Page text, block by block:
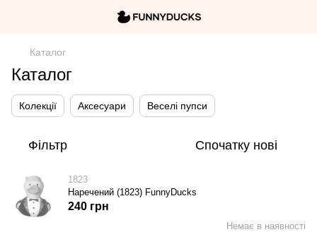
Каталог
Каталог
Колекції Аксесуари Веселі пупси
Фільтр Спочатку нові
1823
Наречений (1823) FunnyDucks
Немає в наявності
240 грн